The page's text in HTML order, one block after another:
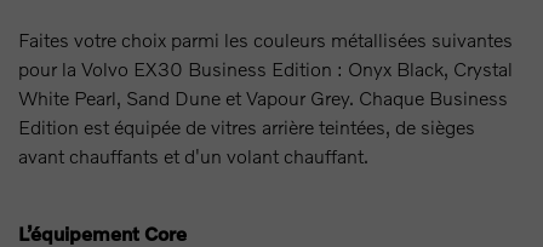
Faites votre choix parmi les couleurs métallisées suivantes
pour la Volvo EX30 Business Edition : Onyx Black, Crystal
White Pearl, Sand Dune et Vapour Grey. Chaque Business
Edition est équipée de vitres arrière teintées, de sièges
avant chauffants et d'un volant chauffant.
L’équipement Core